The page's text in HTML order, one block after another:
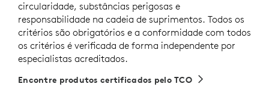
circularidade, substâncias perigosas e
responsabilidade na cadeia de suprimentos. Todos os
critérios são obrigatórios e a conformidade com todos
os critérios é verificada de forma independente por
especialistas acreditados.
Encontre produtos certificados pelo TCO